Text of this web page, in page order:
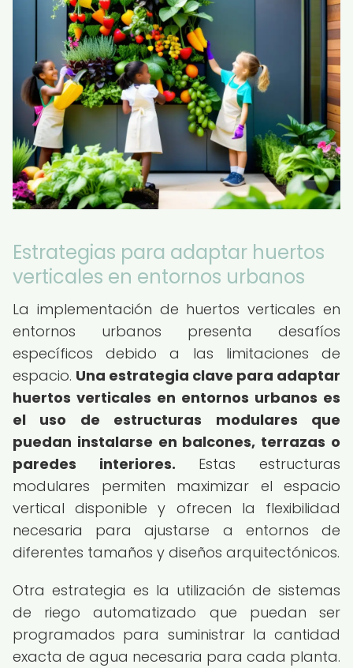
Estrategias para adaptar huertos
verticales en entornos urbanos
La implementación de huertos verticales en
entornos urbanos presenta desafíos
específicos debido a las limitaciones de
espacio. Una estrategia clave para adaptar
huertos verticales en entornos urbanos es
el uso de estructuras modulares que
puedan instalarse en balcones, terrazas o
paredes interiores. Estas estructuras
modulares permiten maximizar el espacio
vertical disponible y ofrecen la flexibilidad
necesaria para ajustarse a entornos de
diferentes tamaños y diseños arquitectónicos.
Otra estrategia es la utilización de sistemas
de riego automatizado que puedan ser
programados para suministrar la cantidad
exacta de agua necesaria para cada planta.